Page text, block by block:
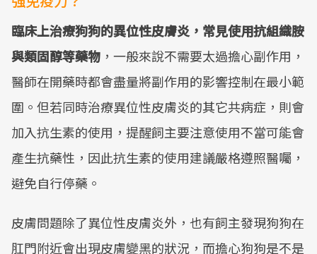
臨床上治療狗狗的異位性皮膚炎，常見使用抗組織胺
與類固醇等藥物 ，一般來說不需要太過擔心副作用，
醫師在開藥時都會盡量將副作用的影響控制在最小範
圍。但若同時治療異位性皮膚炎的其它共病症，則會
加入抗生素的使用，提醒飼主要注意使用不當可能會
產生抗藥性，因此抗生素的使用建議嚴格遵照醫囑，
避免自行停藥。
皮膚問題除了異位性皮膚炎外，也有飼主發現狗狗在
肛門附近會出現皮膚變黑的狀況，而擔心狗狗是不是